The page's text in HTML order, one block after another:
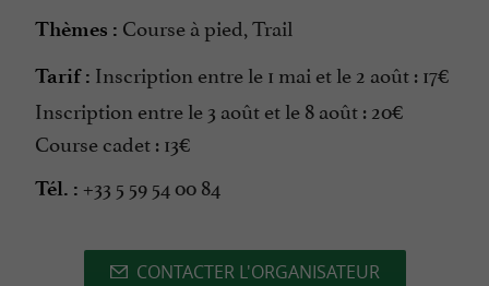
Thèmes : Course à pied, Trail
Tarif : Inscription entre le 1 mai et le 2 août : 17€
Inscription entre le 3 août et le 8 août : 20€
Course cadet : 13€
Tél. : +33 5 59 54 00 84
CONTACTER L'ORGANISATEUR